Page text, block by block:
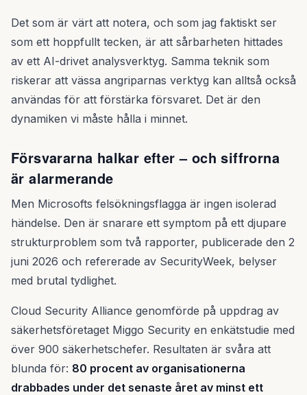
Det som är värt att notera, och som jag faktiskt ser
som ett hoppfullt tecken, är att sårbarheten hittades
av ett AI-drivet analysverktyg. Samma teknik som
riskerar att vässa angriparnas verktyg kan alltså också
användas för att förstärka försvaret. Det är den
dynamiken vi måste hålla i minnet.
Försvararna halkar efter – och siffrorna
är alarmerande
Men Microsofts felsökningsflagga är ingen isolerad
händelse. Den är snarare ett symptom på ett djupare
strukturproblem som två rapporter, publicerade den 2
juni 2026 och refererade av SecurityWeek, belyser
med brutal tydlighet.
Cloud Security Alliance genomförde på uppdrag av
säkerhetsföretaget Miggo Security en enkätstudie med
över 900 säkerhetschefer. Resultaten är svåra att
blunda för: 80 procent av organisationerna
drabbades under det senaste året av minst ett